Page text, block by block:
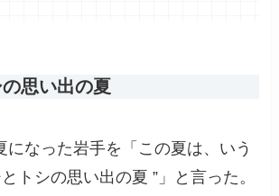
思い出の夏
になった岩手を「この夏は、いう
トシの思い出の夏 ”」と言った。